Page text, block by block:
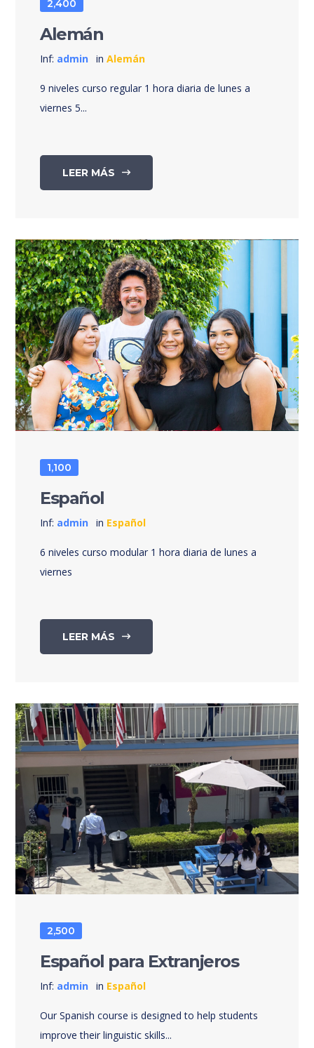
2,400
Alemán
Inf: admin inAlemán
9 niveles curso regular 1 hora diaria de lunes a
viernes 5...
LEER MÁS
1,100
Español
Inf: admin in Español
6 niveles curso modular 1 hora diaria de lunes a
viernes
LEER MÁS
2,500
Español para Extranjeros
Inf: admin in Español
Our Spanish course is designed to help students
improve their linguistic skills...